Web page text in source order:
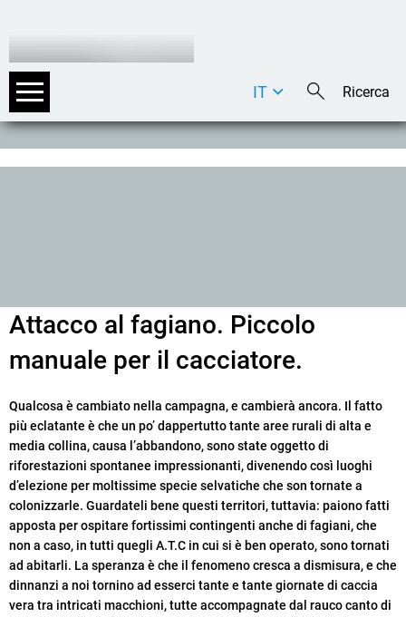
DE
IT
Attacco al fagiano. Piccolo
manuale per il cacciatore.
Qualcosa è cambiato nella campagna, e cambierà ancora. Il fatto
più eclatante è che un po’ dappertutto tante aree rurali di alta e
media collina, causa l’abbandono, sono state oggetto di
riforestazioni spontanee impressionanti, divenendo così luoghi
d’elezione per moltissime specie selvatiche che son tornate a
colonizzarle. Guardateli bene questi territori, tuttavia: paiono fatti
apposta per ospitare fortissimi contingenti anche di fagiani, che
non a caso, in tutti quegli A.T.C in cui si è ben operato, sono tornati
ad abitarli. La speranza è che il fenomeno cresca a dismisura, e che
dinnanzi a noi tornino ad esserci tante e tante giornate di caccia
vera tra intricati macchioni, tutte accompagnate dal rauco canto di